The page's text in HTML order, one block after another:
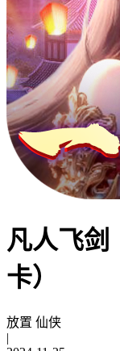
凡人飞剑
卡）
放置 仙侠
|